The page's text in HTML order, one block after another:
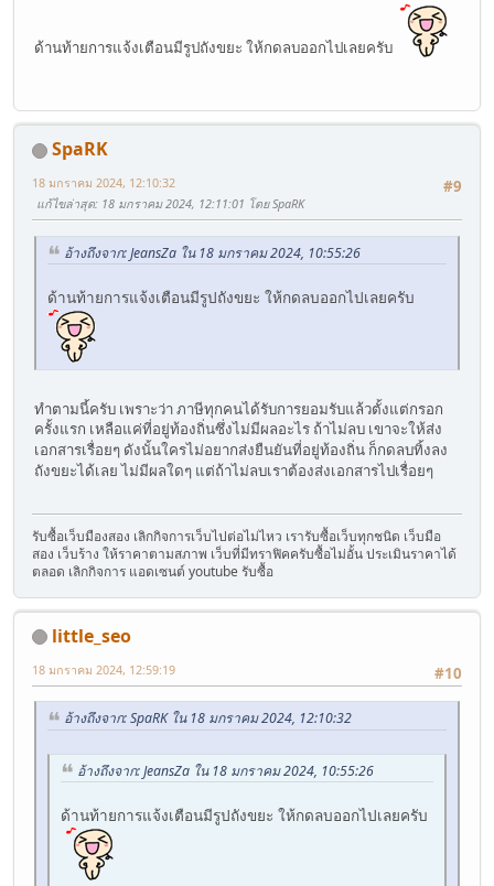
ด้านท้ายการแจ้งเตือนมีรูปถังขยะ ให้กดลบออกไปเลยครับ
SpaRK
#9
18 มกราคม 2024, 12:10:32
แก้ไขล่าสุด: 18 มกราคม 2024, 12:11:01 โดย SpaRK
อ้างถึงจาก: JeansZa ใน 18 มกราคม 2024, 10:55:26
ด้านท้ายการแจ้งเตือนมีรูปถังขยะ ให้กดลบออกไปเลยครับ
ทำตามนี้ครับ เพราะว่า ภาษีทุกคนได้รับการยอมรับแล้วตั้งแต่กรอก
ครั้งแรก เหลือแค่ที่อยู่ท้องถิ่นซึ่งไม่มีผลอะไร ถ้าไม่ลบ เขาจะให้ส่ง
เอกสารเรื่อยๆ ดังนั้นใครไม่อยากส่งยืนยันที่อยู่ท้องถิ่น ก็กดลบทิ้งลง
ถังขยะได้เลย ไม่มีผลใดๆ แต่ถ้าไม่ลบเราต้องส่งเอกสารไปเรื่อยๆ
รับซื้อเว็บมืองสอง เลิกกิจการเว็บไปต่อไม่ไหว เรารับซื้อเว็บทุกชนิด เว็บมือ
สอง เว็บร้าง ให้ราคาตามสภาพ เว็บที่มีทราฟิคครับซื้อไม่อั้น ประเมินราคาได้
ตลอด เลิกกิจการ แอดเซนต์ youtube รับซื้อ
little_seo
#10
18 มกราคม 2024, 12:59:19
อ้างถึงจาก: SpaRK ใน 18 มกราคม 2024, 12:10:32
อ้างถึงจาก: JeansZa ใน 18 มกราคม 2024, 10:55:26
ด้านท้ายการแจ้งเตือนมีรูปถังขยะ ให้กดลบออกไปเลยครับ